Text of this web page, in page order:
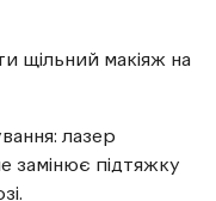
щільний макіяж на
лазер
замінює підтяжку